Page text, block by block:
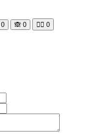
0 🙈 0 🧘‍♀️ 0